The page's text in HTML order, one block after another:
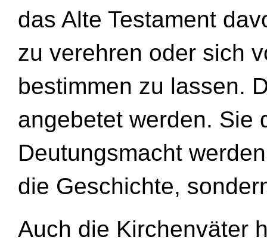
das Alte Testament
zu verehren oder sich
bestimmen zu lassen.
angebetet werden. Sie
Deutungsmacht
die Geschichte,
Auch die Kirchenväter